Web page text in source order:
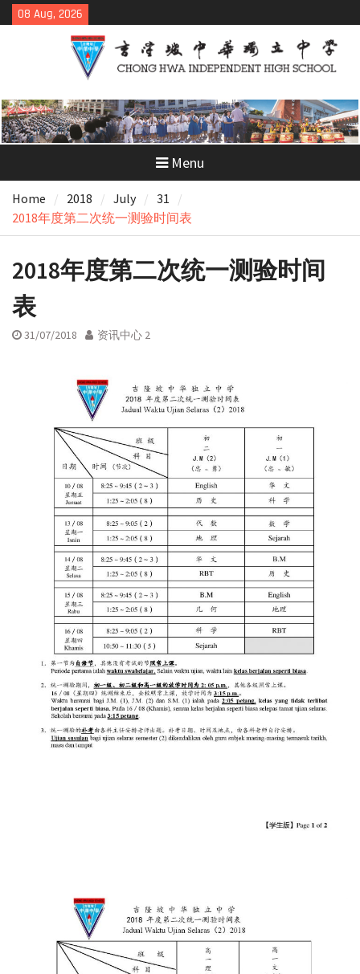
Skip
to
08 Aug, 2026
Menu
Home 2018 July
31
2018年度第二次统一测验时间表
2018年度第二次统一测验时间
表
31/07/2018 资讯中心 2